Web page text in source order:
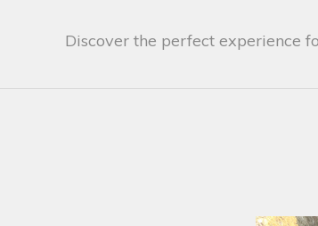
Discover the perfect experience